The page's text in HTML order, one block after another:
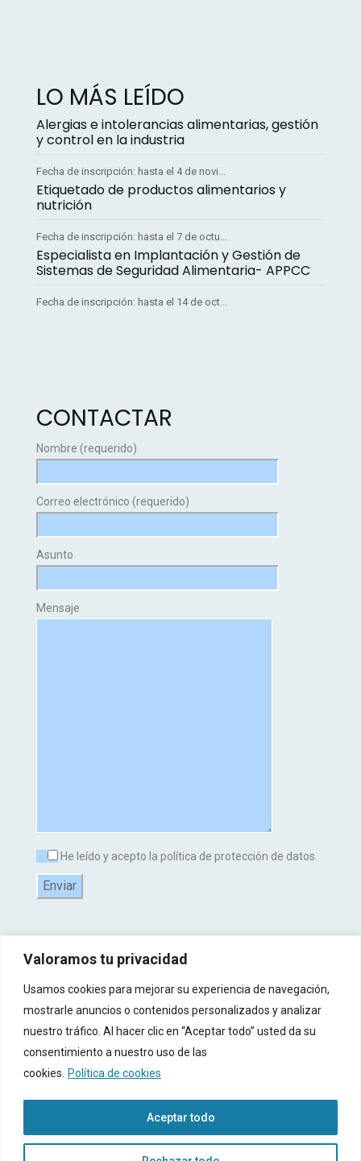
Valoramos tu privacidad
Usamos cookies para mejorar su experiencia de navegación,
mostrarle anuncios o contenidos personalizados y analizar
nuestro tráfico. Al hacer clic en “Aceptar todo” usted da su
consentimiento a nuestro uso de las
cookies. Política de cookies
Aceptar todo
LO MÁS LEÍDO
Alergias e intolerancias alimentarias, gestión
y control en la industria
Fecha de inscripción: hasta el 4 de novi...
Etiquetado de productos alimentarios y
nutrición
Fecha de inscripción: hasta el 7 de octu...
Especialista en Implantación y Gestión de
Sistemas de Seguridad Alimentaria- APPCC
Fecha de inscripción: hasta el 14 de oct...
CONTACTAR
Nombre (requerido)
Correo electrónico (requerido)
Asunto
Mensaje
He leído y acepto la política de protección de datos.